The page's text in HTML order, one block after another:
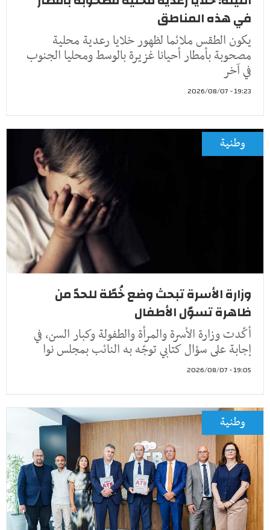
في هذه المناطق
يكون الطقس ملائما لظهور خلايا رعدية محلية
مصحوبة بأمطار أحيانا غزيرة بالوسط ومحليا الجنوب
في آخر
19:23 - 2026/08/07
وطنية
وزارة الأسرة تبحث وضع خُطّة للحدّ من
ظاهرة تسوّل الأطفال
أكّدت وزارة الأسرة والمرأة والطفولة وكبار السن، في
إجابة على سؤال كتابي توجّه به النائب بمجلس نوا
19:05 - 2026/08/07
وطنية